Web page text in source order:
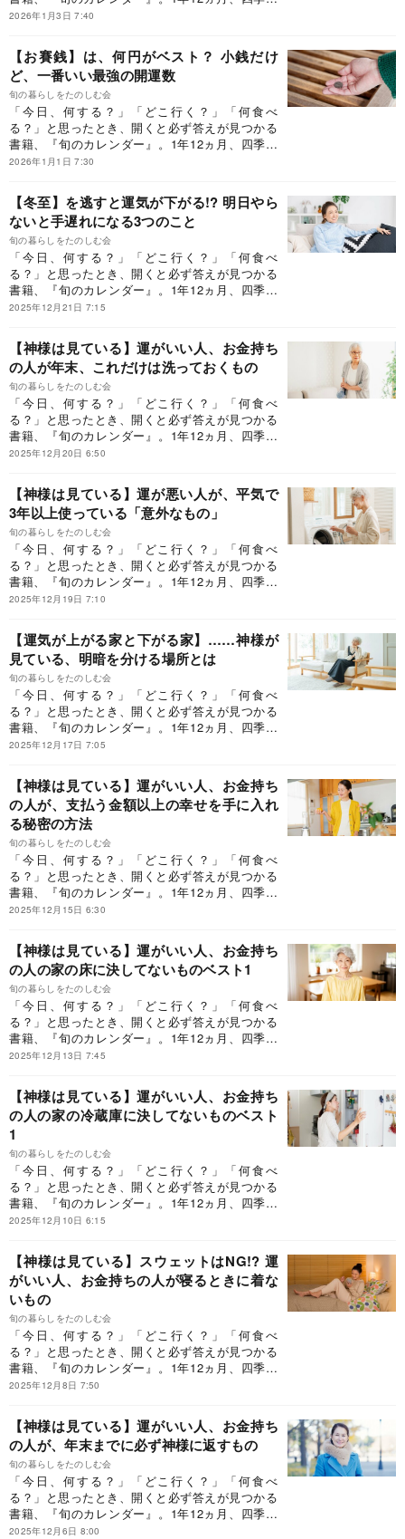
合わせてそのとき「旬」の、食べ物、花、レジャ
作法など、毎日を充実させるために知っておきた
いことを400個以上も紹介しています。今回は、
Dr.コパさんに伺った日々の小さな開運法について
ご紹介します。
2026年1月3日 7:40
【お賽銭】は、何円がベスト？ 小銭だけ
ど、一番いい最強の開運数
旬の暮らしをたのしむ会
「今日、何する？」「どこ行く？」「何食べ
る？」と思ったとき、開くと必ず答えが見つかる
書籍、『旬のカレンダー』。1年12ヵ月、四季に
合わせてそのとき「旬」の、食べ物、花、レジャ
作法など、毎日を充実させるために知っておきた
いことを400個以上も紹介しています。今回は、
Dr.コパさんに伺った、お賽銭の金額についてご紹
介します。
2026年1月1日 7:30
【冬至】を逃すと運気が下がる!? 明日やら
ないと手遅れになる3つのこと
旬の暮らしをたのしむ会
「今日、何する？」「どこ行く？」「何食べ
る？」と思ったとき、開くと必ず答えが見つかる
書籍、『旬のカレンダー』。1年12ヵ月、四季に
合わせてそのとき「旬」の、食べ物、花、レジャ
作法など、毎日を充実させるために知っておきた
いことを400個以上も紹介しています。今回は、
Dr.コパさんに伺った日々の小さな開運法について
ご紹介します。
2025年12月21日 7:15
【神様は見ている】運がいい人、お金持ち
の人が年末、これだけは洗っておくもの
旬の暮らしをたのしむ会
「今日、何する？」「どこ行く？」「何食べ
る？」と思ったとき、開くと必ず答えが見つかる
書籍、『旬のカレンダー』。1年12ヵ月、四季に
合わせてそのとき「旬」の、食べ物、花、レジャ
作法など、毎日を充実させるために知っておきた
いことを400個以上も紹介しています。今回は、
Dr.コパさんに伺った日々の小さな開運法について
ご紹介します。
2025年12月20日 6:50
【神様は見ている】運が悪い人が、平気で
3年以上使っている「意外なもの」
旬の暮らしをたのしむ会
「今日、何する？」「どこ行く？」「何食べ
る？」と思ったとき、開くと必ず答えが見つかる
書籍、『旬のカレンダー』。1年12ヵ月、四季に
合わせてそのとき「旬」の、食べ物、花、レジャ
作法など、毎日を充実させるために知っておきた
いことを400個以上も紹介しています。今回は、
Dr.コパさんに伺った日々の小さな開運法について
ご紹介します。
2025年12月19日 7:10
【運気が上がる家と下がる家】……神様が
見ている、明暗を分ける場所とは
旬の暮らしをたのしむ会
「今日、何する？」「どこ行く？」「何食べ
る？」と思ったとき、開くと必ず答えが見つかる
書籍、『旬のカレンダー』。1年12ヵ月、四季に
合わせてそのとき「旬」の、食べ物、花、レジャ
作法など、毎日を充実させるために知っておきた
いことを400個以上も紹介しています。今回は、
Dr.コパさんに伺った日々の小さな開運法について
ご紹介します。
2025年12月17日 7:05
【神様は見ている】運がいい人、お金持ち
の人が、支払う金額以上の幸せを手に入れ
る秘密の方法
旬の暮らしをたのしむ会
「今日、何する？」「どこ行く？」「何食べ
る？」と思ったとき、開くと必ず答えが見つかる
書籍、『旬のカレンダー』。1年12ヵ月、四季に
合わせてそのとき「旬」の、食べ物、花、レジャ
作法など、毎日を充実させるために知っておきた
いことを400個以上も紹介しています。今回は、
Dr.コパさんに伺った日々の小さな開運法について
ご紹介します。
2025年12月15日 6:30
【神様は見ている】運がいい人、お金持ち
の人の家の床に決してないものベスト1
旬の暮らしをたのしむ会
「今日、何する？」「どこ行く？」「何食べ
る？」と思ったとき、開くと必ず答えが見つかる
書籍、『旬のカレンダー』。1年12ヵ月、四季に
合わせてそのとき「旬」の、食べ物、花、レジャ
作法など、毎日を充実させるために知っておきた
いことを400個以上も紹介しています。今回は、
Dr.コパさんに伺った日々の小さな開運法について
ご紹介します。
2025年12月13日 7:45
【神様は見ている】運がいい人、お金持ち
の人の家の冷蔵庫に決してないものベスト
1
旬の暮らしをたのしむ会
「今日、何する？」「どこ行く？」「何食べ
る？」と思ったとき、開くと必ず答えが見つかる
書籍、『旬のカレンダー』。1年12ヵ月、四季に
合わせてそのとき「旬」の、食べ物、花、レジャ
作法など、毎日を充実させるために知っておきた
いことを400個以上も紹介しています。今回は、
Dr.コパさんに伺った日々の小さな開運法について
ご紹介します。
2025年12月10日 6:15
【神様は見ている】スウェットはNG!? 運
がいい人、お金持ちの人が寝るときに着な
いもの
旬の暮らしをたのしむ会
「今日、何する？」「どこ行く？」「何食べ
る？」と思ったとき、開くと必ず答えが見つかる
書籍、『旬のカレンダー』。1年12ヵ月、四季に
合わせてそのとき「旬」の、食べ物、花、レジャ
作法など、毎日を充実させるために知っておきた
いことを400個以上も紹介しています。今回は、
Dr.コパさんに伺った日々の小さな開運法について
ご紹介します。
2025年12月8日 7:50
【神様は見ている】運がいい人、お金持ち
の人が、年末までに必ず神様に返すもの
旬の暮らしをたのしむ会
「今日、何する？」「どこ行く？」「何食べ
る？」と思ったとき、開くと必ず答えが見つかる
書籍、『旬のカレンダー』。1年12ヵ月、四季に
合わせてそのとき「旬」の、食べ物、花、レジャ
2025年12月6日 8:00